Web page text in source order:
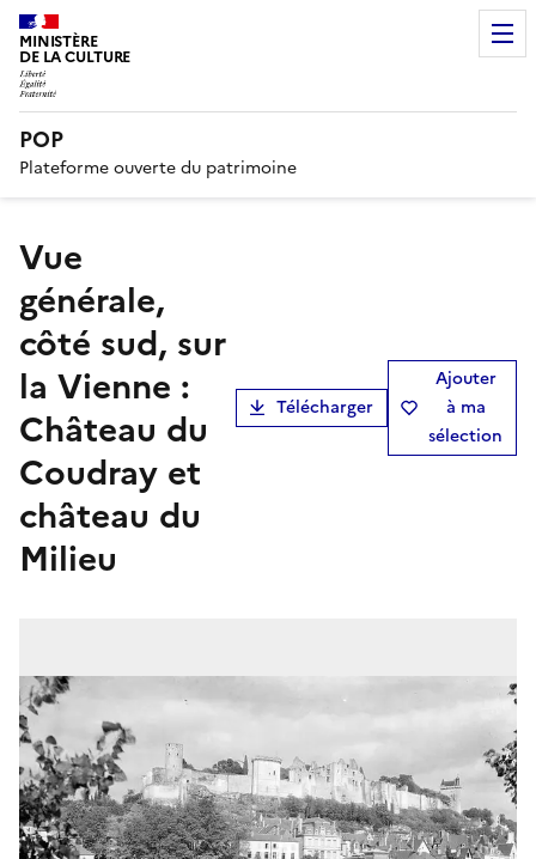
MINISTÈRE
DE LA CULTURE
POP
Plateforme ouverte du patrimoine
Vue
générale,
côté sud, sur
la Vienne :
Château du
Coudray et
château du
Milieu
Télécharger
Ajouter
à ma
sélection